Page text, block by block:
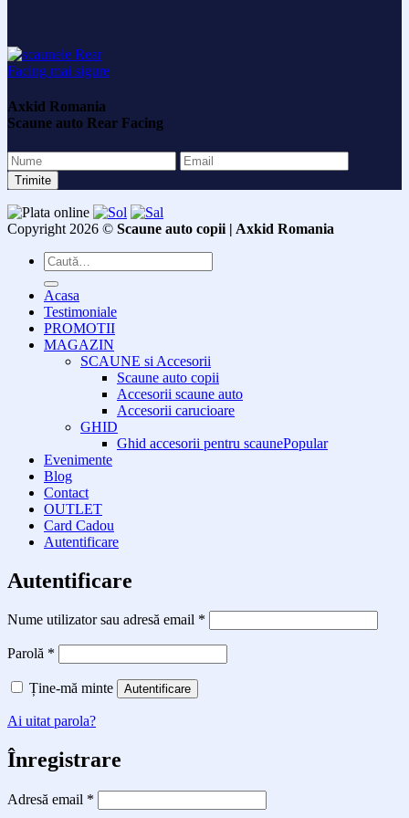
Axkid Romania
Scaune auto Rear Facing
Copyright 2026 © Scaune auto copii | Axkid Romania
Caută
după:
Acasa
Testimoniale
PROMOTII
MAGAZIN
SCAUNE si Accesorii
Scaune auto copii
Accesorii scaune auto
Accesorii carucioare
GHID
Ghid accesorii pentru scaune
Evenimente
Blog
Contact
OUTLET
Card Cadou
Autentificare
Autentificare
Nume utilizator sau adresă email *
Parolă *
Ține-mă minte Autentificare
Ai uitat parola?
Înregistrare
Adresă email *